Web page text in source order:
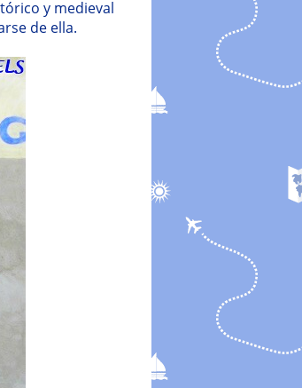
y medieval
de ella.